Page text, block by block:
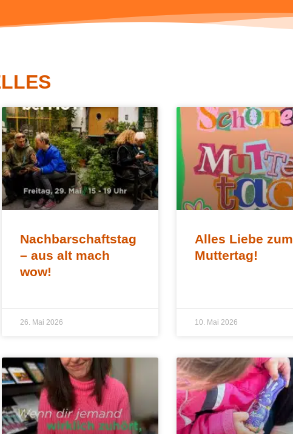
Nachbarschaftstag
– aus alt mach
wow!
26. Mai 2026
Alles Liebe zum
Muttertag!
10. Mai 2026